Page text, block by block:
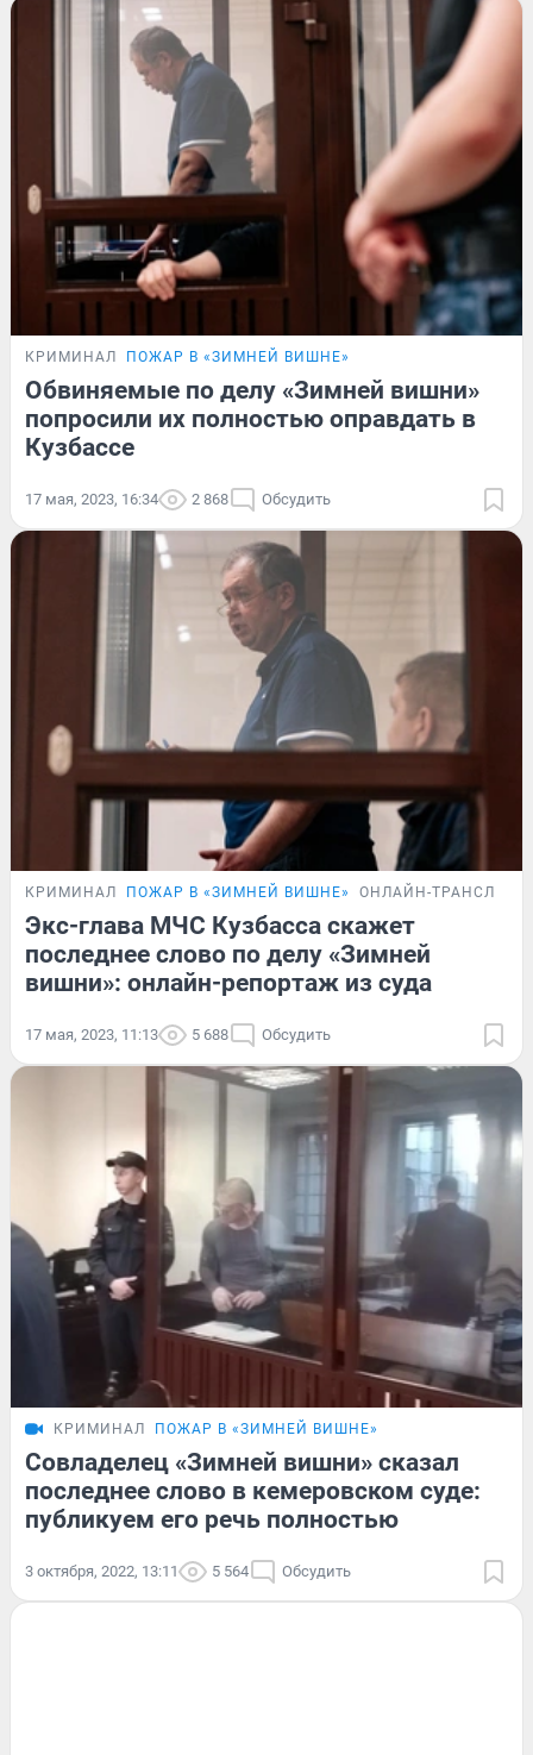
КРИМИНАЛ ПОЖАР В «ЗИМНЕЙ ВИШНЕ»
Обвиняемые по делу «Зимней вишни»
попросили их полностью оправдать в
Кузбассе
17 мая, 2023, 16:34 2 868 Обсудить
КРИМИНАЛ ПОЖАР В «ЗИМНЕЙ ВИШНЕ» ОНЛАЙН-
Экс-глава МЧС Кузбасса скажет
последнее слово по делу «Зимней
вишни»: онлайн-репортаж из суда
17 мая, 2023, 11:13 5 688 Обсудить
КРИМИНАЛ ПОЖАР В «ЗИМНЕЙ ВИШНЕ»
Совладелец «Зимней вишни» сказал
последнее слово в кемеровском суде:
публикуем его речь полностью
3 октября, 2022, 13:11 5 564 Обсудить